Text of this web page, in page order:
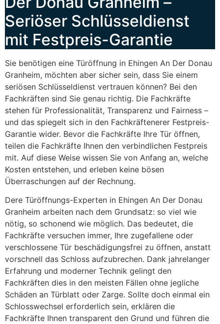
Seriöser Schlüsseldienst
mit Festpreis-Garantie
Sie benötigen eine Türöffnung in Ehingen An Der Donau
Granheim, möchten aber sicher sein, dass Sie einem
seriösen Schlüsseldienst vertrauen können? Bei den
Fachkräften sind Sie genau richtig. Die Fachkräfte
stehen für Professionalität, Transparenz und Fairness –
und das spiegelt sich in den Fachkräftenerer Festpreis-
Garantie wider. Bevor die Fachkräfte Ihre Tür öffnen,
teilen die Fachkräfte Ihnen den verbindlichen Festpreis
mit. Auf diese Weise wissen Sie von Anfang an, welche
Kosten entstehen, und erleben keine bösen
Überraschungen auf der Rechnung.
Dere Türöffnungs-Experten in Ehingen An Der Donau
Granheim arbeiten nach dem Grundsatz: so viel wie
nötig, so schonend wie möglich. Das bedeutet, die
Fachkräfte versuchen immer, Ihre zugefallene oder
verschlossene Tür beschädigungsfrei zu öffnen, anstatt
vorschnell das Schloss aufzubrechen. Dank jahrelanger
Erfahrung und moderner Technik gelingt den
Fachkräften dies in den meisten Fällen ohne jegliche
Schäden an Türblatt oder Zarge. Sollte doch einmal ein
Schlosswechsel erforderlich sein, erklären die
Fachkräfte Ihnen transparent den Grund und führen die